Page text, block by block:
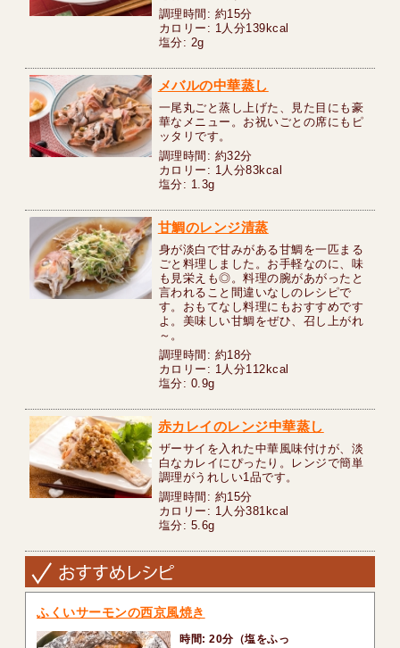
調理時間: 約15分
カロリー: 1人分139kcal
塩分: 2g
メバルの中華蒸し
一尾丸ごと蒸し上げた、見た目にも豪
華なメニュー。お祝いごとの席にもピ
ッタリです。
調理時間: 約32分
カロリー: 1人分83kcal
塩分: 1.3g
甘鯛のレンジ清蒸
身が淡白で甘みがある甘鯛を一匹まる
ごと料理しました。お手軽なのに、味
も見栄えも◎。料理の腕があがったと
言われること間違いなしのレシピで
す。おもてなし料理にもおすすめです
よ。美味しい甘鯛をぜひ、召し上がれ
～。
調理時間: 約18分
カロリー: 1人分112kcal
塩分: 0.9g
赤カレイのレンジ中華蒸し
ザーサイを入れた中華風味付けが、淡
白なカレイにぴったり。レンジで簡単
調理がうれしい1品です。
調理時間: 約15分
カロリー: 1人分381kcal
塩分: 5.6g
ふくいサーモンの西京風焼き
時間: 20分（塩をふっ